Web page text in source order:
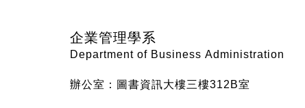
企業管理學系
Department of Business Administration
辦公室：圖書資訊大樓三樓312B室